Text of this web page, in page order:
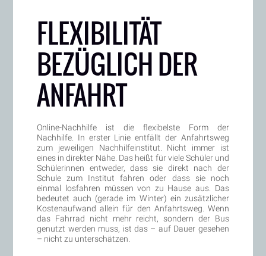
FLEXIBILITÄT
BEZÜGLICH DER
ANFAHRT
Online-Nachhilfe ist die flexibelste Form der
Nachhilfe. In erster Linie entfällt der Anfahrtsweg
zum jeweiligen Nachhilfeinstitut. Nicht immer ist
eines in direkter Nähe. Das heißt für viele Schüler und
Schülerinnen entweder, dass sie direkt nach der
Schule zum Institut fahren oder dass sie noch
einmal losfahren müssen von zu Hause aus. Das
bedeutet auch (gerade im Winter) ein zusätzlicher
Kostenaufwand allein für den Anfahrtsweg. Wenn
das Fahrrad nicht mehr reicht, sondern der Bus
genutzt werden muss, ist das – auf Dauer gesehen
– nicht zu unterschätzen.